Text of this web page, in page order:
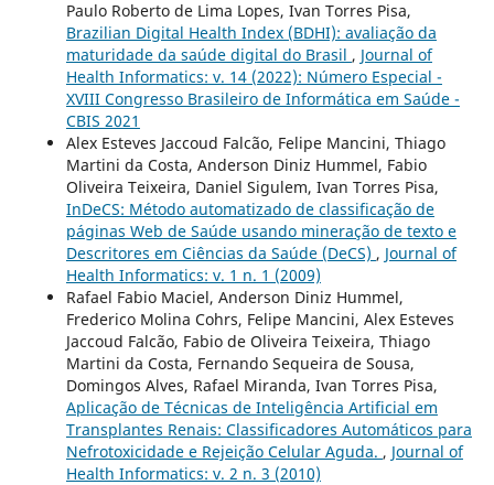
Paulo Roberto de Lima Lopes, Ivan Torres Pisa,
Brazilian Digital Health Index (BDHI): avaliação da
maturidade da saúde digital do Brasil , Journal of
Health Informatics: v. 14 (2022): Número Especial -
XVIII Congresso Brasileiro de Informática em Saúde -
CBIS 2021
Alex Esteves Jaccoud Falcão, Felipe Mancini, Thiago
Martini da Costa, Anderson Diniz Hummel, Fabio
Oliveira Teixeira, Daniel Sigulem, Ivan Torres Pisa,
InDeCS: Método automatizado de classificação de
páginas Web de Saúde usando mineração de texto e
Descritores em Ciências da Saúde (DeCS) , Journal of
Health Informatics: v. 1 n. 1 (2009)
Rafael Fabio Maciel, Anderson Diniz Hummel,
Frederico Molina Cohrs, Felipe Mancini, Alex Esteves
Jaccoud Falcão, Fabio de Oliveira Teixeira, Thiago
Martini da Costa, Fernando Sequeira de Sousa,
Domingos Alves, Rafael Miranda, Ivan Torres Pisa,
Aplicação de Técnicas de Inteligência Artificial em
Transplantes Renais: Classificadores Automáticos para
Nefrotoxicidade e Rejeição Celular Aguda. , Journal of
Health Informatics: v. 2 n. 3 (2010)